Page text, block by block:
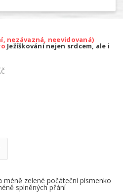
nezávazná, neevidovaná)
Ježíškování nejen srdcem, ale i
méně zelené počáteční písmenko
splněných přání